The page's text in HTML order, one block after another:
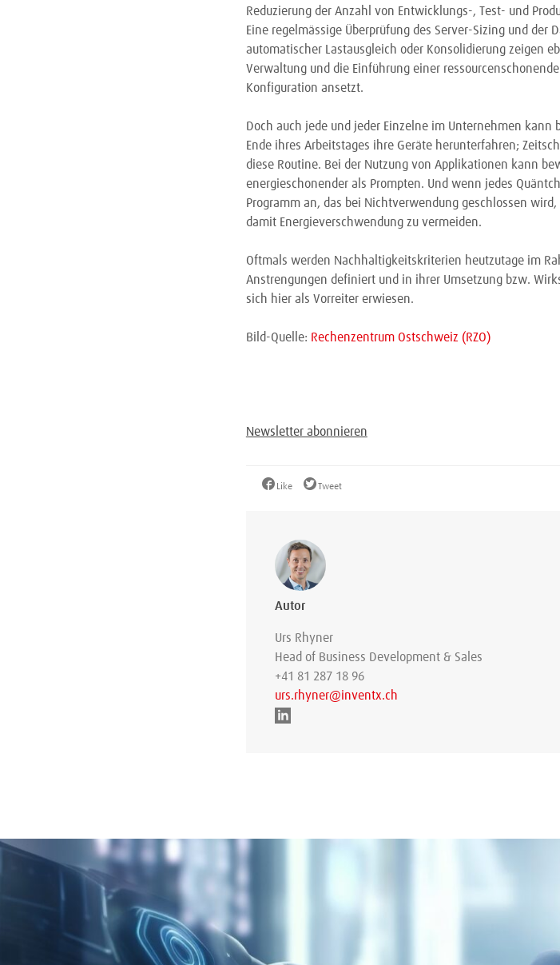
Reduzierung der Anzahl von Entwicklungs-, Test- und
Eine regelmässige Überprüfung des Server-Sizing und der
automatischer Lastausgleich oder Konsolidierung zeigen
Verwaltung und die Einführung einer
Konfiguration ansetzt.
Doch auch jede und jeder Einzelne im Unternehmen kann
Ende ihres Arbeitstages ihre Geräte herunterfahren;
diese Routine. Bei der Nutzung von Applikationen kann
energieschonender als Prompten. Und wenn jedes
Programm an, das bei Nichtverwendung geschlossen
damit Energieverschwendung zu vermeiden.
Oftmals werden Nachhaltigkeitskriterien heutzutage im
Anstrengungen definiert und in ihrer Umsetzung bzw.
sich hier als Vorreiter erwiesen.
Bild-Quelle: Rechenzentrum Ostschweiz (RZO)
Newsletter abonnieren
Like Tweet
Autor
Urs Rhyner
Head of Business Development & Sales
+41 81 287 18 96
urs.rhyner@inventx.ch